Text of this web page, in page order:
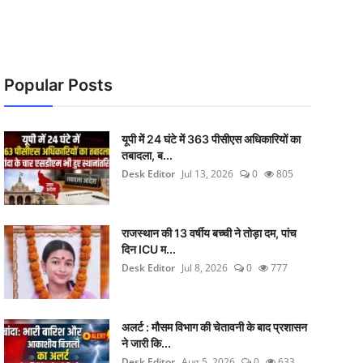
Popular Posts
यूपी में 24 घंटे में 363 पीसीएस अधिकारियों का
तबादला, ब...
Desk Editor Jul 13, 2026 0 805
राजस्थान की 13 वर्षीय बच्ची ने तोड़ा दम, पांच
दिन ICU म...
Desk Editor Jul 8, 2026 0 777
अलर्ट : मौसम विभाग की चेतावनी के बाद प्रशासन
ने जारी कि...